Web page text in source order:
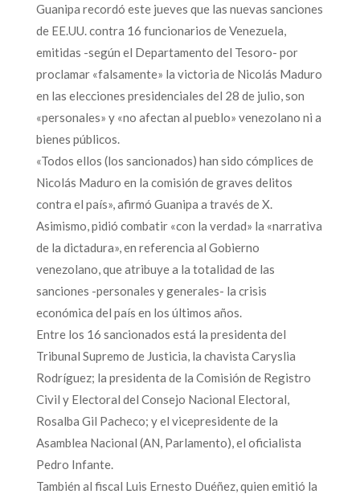
Guanipa recordó este jueves que las nuevas sanciones
de EE.UU. contra 16 funcionarios de Venezuela,
emitidas -según el Departamento del Tesoro- por
proclamar «falsamente» la victoria de Nicolás Maduro
en las elecciones presidenciales del 28 de julio, son
«personales» y «no afectan al pueblo» venezolano ni a
bienes públicos.
«Todos ellos (los sancionados) han sido cómplices de
Nicolás Maduro en la comisión de graves delitos
contra el país», afirmó Guanipa a través de X.
Asimismo, pidió combatir «con la verdad» la «narrativa
de la dictadura», en referencia al Gobierno
venezolano, que atribuye a la totalidad de las
sanciones -personales y generales- la crisis
económica del país en los últimos años.
Entre los 16 sancionados está la presidenta del
Tribunal Supremo de Justicia, la chavista Caryslia
Rodríguez; la presidenta de la Comisión de Registro
Civil y Electoral del Consejo Nacional Electoral,
Rosalba Gil Pacheco; y el vicepresidente de la
Asamblea Nacional (AN, Parlamento), el oficialista
Pedro Infante.
También al fiscal Luis Ernesto Duéñez, quien emitió la